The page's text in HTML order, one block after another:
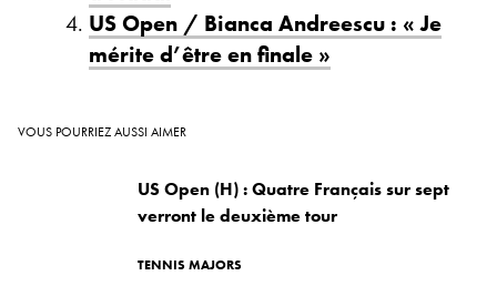
US Open / Bianca Andreescu : « Je
mérite d’être en finale »
VOUS POURRIEZ AUSSI AIMER
US Open (H) : Quatre Français sur sept
verront le deuxième tour
TENNIS MAJORS